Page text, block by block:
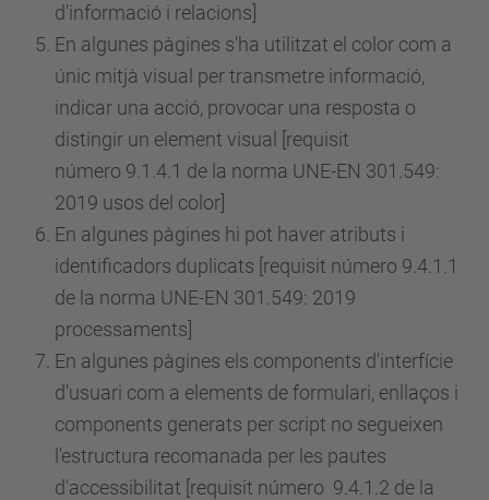
d'informació i relacions]
En algunes pàgines s'ha utilitzat el color com a
únic mitjà visual per transmetre informació,
indicar una acció, provocar una resposta o
distingir un element visual [requisit
número 9.1.4.1 de la norma UNE-EN 301.549:
2019 usos del color]
En algunes pàgines hi pot haver atributs i
identificadors duplicats [requisit número 9.4.1.1
de la norma UNE-EN 301.549: 2019
processaments]
En algunes pàgines els components d'interfície
d'usuari com a elements de formulari, enllaços i
components generats per script no segueixen
l'estructura recomanada per les pautes
d'accessibilitat [requisit número 9.4.1.2 de la